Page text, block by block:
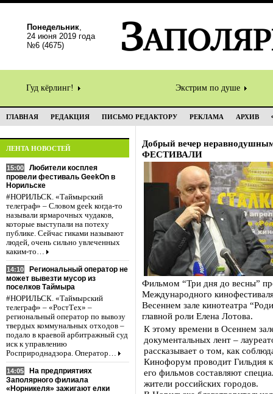
Понедельник,
24 июня 2019 года
№6 (4675)
Гуд кёрлинг! Экстрим по душе
ГЛАВНАЯ РЕДАКЦИЯ ПИСЬМО РЕДАКТОРУ РЕКЛАМА АРХИВ
ЛЕНТА НОВОСТЕЙ
15:00
Любители косплея
провели фестиваль GeekOn в
Норильске
#НОРИЛЬСК. «Таймырский
телеграф» – Словом geek когда-то
называли ярмарочных чудаков,
которые выступали на потеху
публике. Сейчас гиками называют
людей, очень сильно увлеченных
каким-то…
14:10
Региональный оператор не
может вывезти мусор из
поселков Таймыра
#НОРИЛЬСК. «Таймырский
телеграф» – «РостТех» –
региональный оператор по вывозу
твердых коммунальных отходов –
подало в краевой арбитражный суд
иск к управлению
Росприроднадзора. Оператор…
14:05
На предприятиях
Заполярного филиала
«Норникеля» зажигают елки
Добрый вечер
ФЕСТИВАЛИ
Фильмом “Три дня до весны”
Международного
Весеннем зале кинотеатра
главной роли Елена Лотова.
К этому времени в Осеннем
документальных лент –
рассказывает о том, как
Кинофорум проводит Гильдия
его фильмов составляют
жители российских городов.